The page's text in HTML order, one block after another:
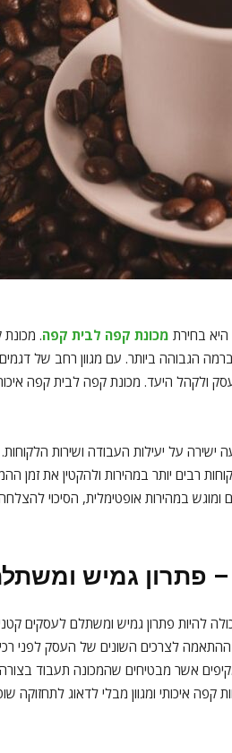
בחירת מכונת קפה לבית קפה. מכונת
הגבוהה ביותר. עם מגוון רחב של דגמים
ולקהל היעד. מכונת קפה לבית קפה
על יעילות העבודה ושירות הלקוחות.
רבים יותר במהירות ולהקטין את זמן
ומוגש במהירות אופטימלית, הסיכוי
פתרון גמיש
להיות פתרון גמיש ומשתלם לעסקים
לצרכים השונים של העסק לפני
אשר מבטיחים שהמכונה תעבוד בצורה
איכותי ומגוון מבלי לדאוג לתחזוקה